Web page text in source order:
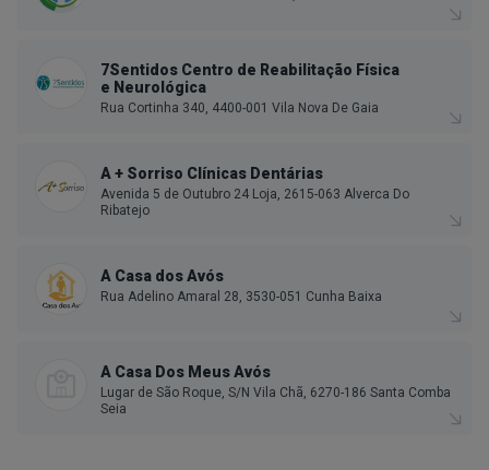
7Sentidos Centro de Reabilitação Física
e Neurológica
Rua Cortinha 340, 4400-001 Vila Nova De Gaia
A + Sorriso Clínicas Dentárias
Avenida 5 de Outubro 24 Loja, 2615-063 Alverca Do
Ribatejo
A Casa dos Avós
Rua Adelino Amaral 28, 3530-051 Cunha Baixa
A Casa Dos Meus Avós
Lugar de São Roque, S/N Vila Chã, 6270-186 Santa Comba
Seia